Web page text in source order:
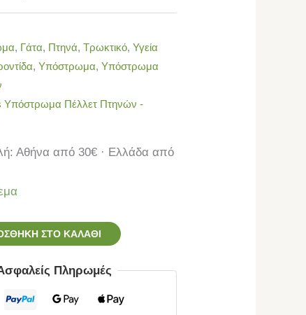
, Γάτα, Πτηνά, Τρωκτικό, Υγεία
, Υπόστρωμα, Υπόστρωμα
Υπόστρωμα Πέλλετ Πτηνών -
Αθήνα από 30€ · Ελλάδα από
ΣΤΟ ΚΑΛΆΘΙ
Πληρωμές